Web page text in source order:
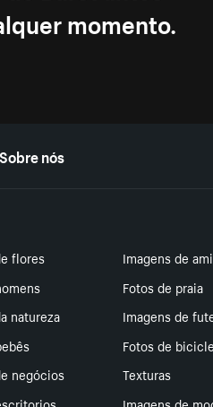
momento.
Sobre nós
flores
Imagens de
Fotos de praia
natureza
Imagens de
Fotos de
negócios
Texturas